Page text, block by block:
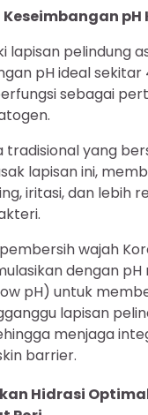
pH
lapisan pelindung
pH ideal sekitar
sebagai
tradisional yang
lapisan ini,
iritasi, dan lebih
wajah
dengan
pH) untuk
lapisan
menjaga
barrier.
Hidrasi